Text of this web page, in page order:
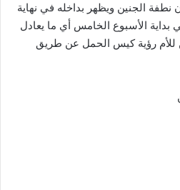
الجنين ويظهر بداخله في نهاية
بداية الأسبوع الخامس أي ما يعادل
للأم رؤية كيس الحمل عن طريق